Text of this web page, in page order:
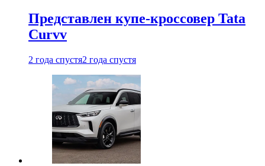
Представлен купе-кроссовер Tata
Curvv
2 года спустя2 года спустя